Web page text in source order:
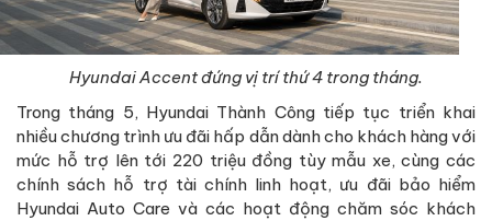
Hyundai Accent đứng vị trí thứ 4 trong tháng.
Trong tháng 5, Hyundai Thành Công tiếp tục triển khai
nhiều chương trình ưu đãi hấp dẫn dành cho khách hàng với
mức hỗ trợ lên tới 220 triệu đồng tùy mẫu xe, cùng các
chính sách hỗ trợ tài chính linh hoạt, ưu đãi bảo hiểm
Hyundai Auto Care và các hoạt động chăm sóc khách